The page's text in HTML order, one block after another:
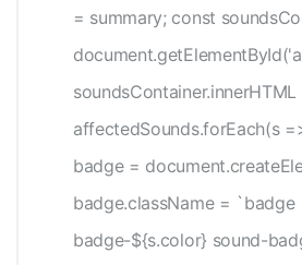
= summary; const
affectedSounds.forEach(s
badge =
badge.className = `badge
badge-${s.color} sound-